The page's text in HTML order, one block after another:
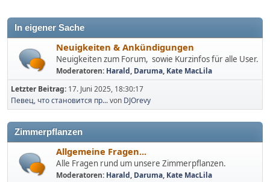
In eigener Sache
Neuigkeiten & Ankündigungen
Neuigkeiten zum Forum, sowie Kurzinfos für alle User.
Moderatoren: Harald, Daruma, Kate MacLila
Letzter Beitrag: 17. Juni 2025, 18:30:17
Певец, что становится пр...von DJOrevy
Zimmerpflanzen
Allgemeine Fragen...
Alle Fragen rund um unsere Zimmerpflanzen.
Moderatoren: Harald, Daruma, Kate MacLila